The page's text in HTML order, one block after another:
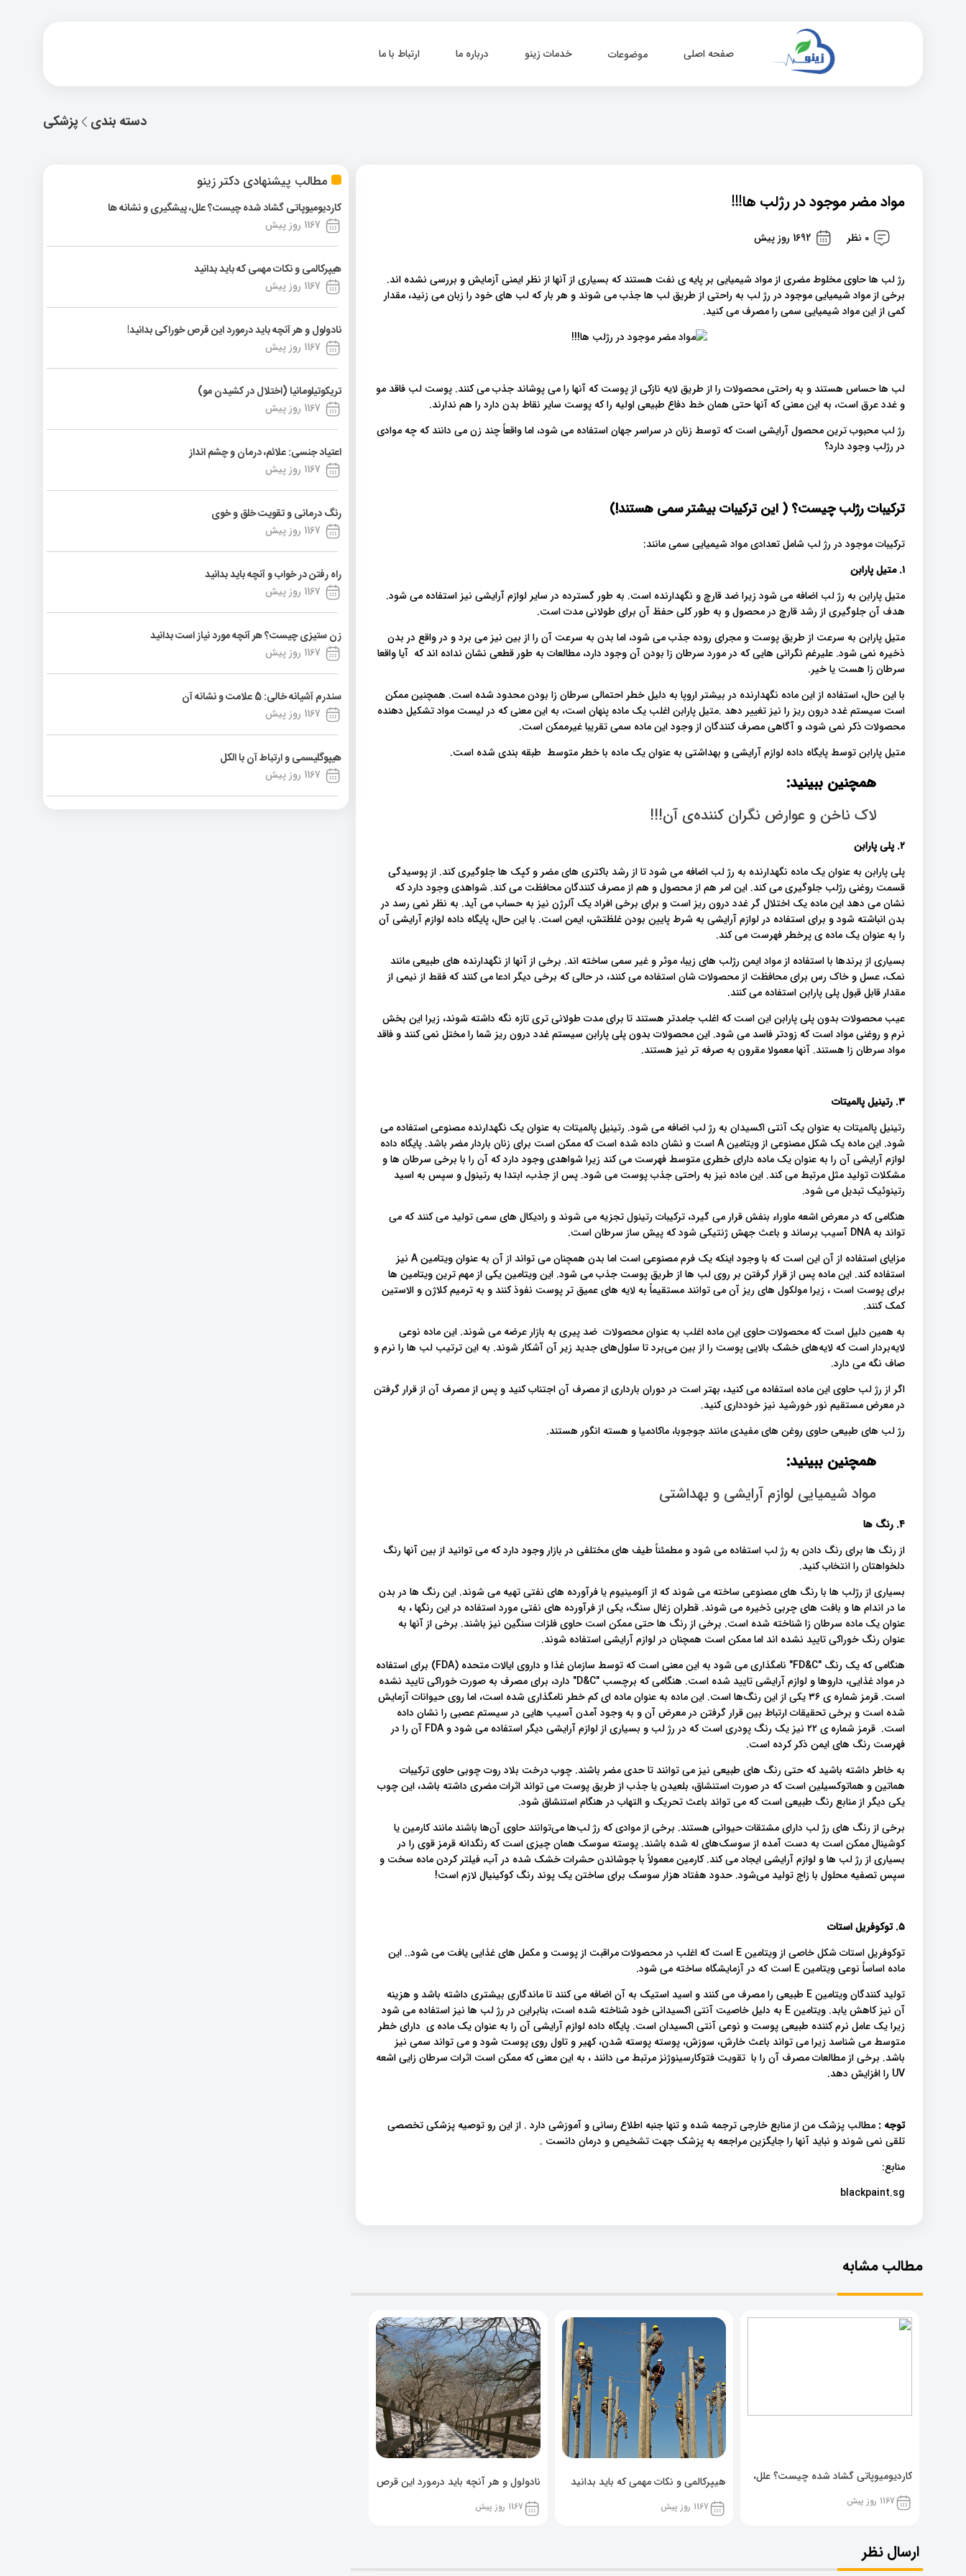
صفحه اصلی موضوعات خدمات زینو درباره ما ارتباط با ما
پزشکی دسته بندی
مطالب پیشنهادی دکتر زینو
کاردیومیوپاتی گشاد شده چیست؟ علل، پیشگیری و نشانه ها
1167 روز پیش
هیپرکالمی و نکات مهمی که باید بدانید
1167 روز پیش
نادولول و هر آنچه باید درمورد این قرص خوراکی بدانید!
1167 روز پیش
تریکوتیلومانیا (اختلال در کشیدن مو)
1167 روز پیش
اعتیاد جنسی: علائم، درمان و چشم انداز
1167 روز پیش
رنگ درمانی و تقویت خلق و خوی
1167 روز پیش
راه رفتن در خواب و آنچه باید بدانید
1167 روز پیش
زن ستیزی چیست؟ هر آنچه مورد نیاز است بدانید
1167 روز پیش
سندرم آشیانه خالی: 5 علامت و نشانه آن
1167 روز پیش
هیپوگلیسمی و ارتباط آن با الکل
1167 روز پیش
مواد مضر موجود در رژلب ها!!!
0 نظر 1692 روز پیش
رژ لب ها حاوی مخلوط مضری از مواد شیمیایی بر پایه ی نفت هستند که بسیاری از آنها از نظر ایمنی آزمایش و بررسی نشده اند.
برخی از مواد شیمیایی موجود در رژ لب به راحتی از طریق لب ها جذب می شوند و هر بار که لب های خود را زبان می زنید، مقدار
کمی از این مواد شیمیایی سمی را مصرف می کنید.
لب ها حساس هستند و به راحتی محصولات را از طریق لایه نازکی از پوست که آنها را می پوشاند جذب می کنند. پوست لب فاقد مو
و غدد عرق است، به این معنی که آنها حتی همان خط دفاع طبیعی اولیه را که پوست سایر نقاط بدن دارد را هم ندارند.
رژ لب محبوب ترین محصول آرایشی است که توسط زنان در سراسر جهان استفاده می شود، اما واقعاً چند زن می دانند که چه موادی
در رژلب وجود دارد؟
ترکیبات رژلب چیست؟ ( این ترکیبات بیشتر سمی هستند!)
ترکیبات موجود در رژ لب شامل تعدادی مواد شیمیایی سمی مانند:
۱. متیل پارابن
متیل پارابن به رژ لب اضافه می شود زیرا ضد قارچ و نگهدارنده است. به طور گسترده در سایر لوازم آرایشی نیز استفاده می شود.
هدف آن جلوگیری از رشد قارچ در محصول و به طور کلی حفظ آن برای طولانی مدت است.
متیل پارابن به سرعت از طریق پوست و مجرای روده جذب می شود، اما بدن به سرعت آن را از بین نیز می برد و در واقع در بدن
ذخیره نمی شود. علیرغم نگرانی هایی که در مورد سرطان زا بودن آن وجود دارد، مطالعات به طور قطعی نشان نداده اند که آیا واقعا
سرطان زا هست یا خیر.
با این حال، استفاده از این ماده نگهدارنده در بیشتر اروپا به دلیل خطر احتمالی سرطان زا بودن محدود شده است. همچنین ممکن
است سیستم غدد درون ریز را نیز تغییر دهد .متیل پارابن اغلب یک ماده پنهان است، به این معنی که در لیست مواد تشکیل دهنده
محصولات ذکر نمی شود، و آگاهی مصرف کنندگان از وجود این ماده سمی تقریبا غیرممکن است.
متیل پارابن توسط پایگاه داده لوازم آرایشی و بهداشتی به عنوان یک ماده با خطر متوسط طبقه بندی شده است.
همچنین ببینید:
لاک ناخن و عوارض نگران کننده‌ی آن!!!
۲. پلی پارابن
پلی پارابن به عنوان یک ماده نگهدارنده به رژ لب اضافه می شود تا از رشد باکتری های مضر و کپک ها جلوگیری کند. از پوسیدگی
قسمت روغنی رژلب جلوگیری می کند. این امر هم از محصول و هم از مصرف کنندگان محافظت می کند. شواهدی وجود دارد که
نشان می دهد این ماده یک اختلال گر غدد درون ریز است و برای برخی افراد یک آلرژن نیز به حساب می آید. به نظر نمی رسد در
بدن انباشته شود و برای استفاده در لوازم آرایشی به شرط پایین بودن غلظتش، ایمن است. با این حال، پایگاه داده لوازم آرایشی آن
را به عنوان یک ماده ی پرخطر فهرست می کند.
بسیاری از برندها با استفاده از مواد ایمن رژلب های زیبا، موثر و غیر سمی ساخته اند. برخی از آنها از نگهدارنده های طبیعی مانند
نمک، عسل و خاک رس برای محافظت از محصولات شان استفاده می کنند، در حالی که برخی دیگر ادعا می کنند که فقط از نیمی از
مقدار قابل قبول پلی پارابن استفاده می کنند.
عیب محصولات بدون پلی پارابن این است که اغلب جامدتر هستند تا برای مدت طولانی تری تازه نگه داشته شوند، زیرا این بخش
نرم و روغنی مواد است که زودتر فاسد می شود. این محصولات بدون پلی پارابن سیستم غدد درون ریز شما را مختل نمی کنند و فاقد
مواد سرطان زا هستند. آنها معمولا مقرون به صرفه تر نیز هستند.
۳. رتینیل پالمیتات
رتینیل پالمیتات به عنوان یک آنتی اکسیدان به رژ لب اضافه می شود. رتینیل پالمیتات به عنوان یک نگهدارنده مصنوعی استفاده می
شود. این ماده یک شکل مصنوعی از ویتامین A است و نشان داده شده است که ممکن است برای زنان باردار مضر باشد. پایگاه داده
لوازم آرایشی آن را به عنوان یک ماده دارای خطری متوسط فهرست می کند زیرا شواهدی وجود دارد که آن را با برخی سرطان ها و
مشکلات تولید مثل مرتبط می کند. این ماده نیز به راحتی جذب پوست می شود. پس از جذب، ابتدا به رتینول و سپس به اسید
رتینوئیک تبدیل می شود.
هنگامی که در معرض اشعه ماوراء بنفش قرار می گیرد، ترکیبات رتینول تجزیه می شوند و رادیکال های سمی تولید می کنند که می
تواند به DNA آسیب برساند و باعث جهش ژنتیکی شود که پیش ساز سرطان است.
مزایای استفاده از آن این است که با وجود اینکه یک فرم مصنوعی است اما بدن همچنان می تواند از آن به عنوان ویتامین A نیز
استفاده کند. این ماده پس از قرار گرفتن بر روی لب ها از طریق پوست جذب می شود. این ویتامین یکی از مهم ترین ویتامین ها
برای پوست است ، زیرا مولکول های ریز آن می توانند مستقیماً به لایه های عمیق تر پوست نفوذ کنند و به ترمیم کلاژن و الاستین
کمک کنند.
به همین دلیل است که محصولات حاوی این ماده اغلب به عنوان محصولات ضد پیری به بازار عرضه می شوند. این ماده نوعی
لایه‌بردار است که لایه‌های خشک بالایی پوست را از بین می‌برد تا سلول‌های جدید زیر آن آشکار شوند. به این ترتیب لب ها را نرم و
صاف نگه می دارد.
اگر از رژ لب حاوی این ماده استفاده می کنید، بهتر است در دوران بارداری از مصرف آن اجتناب کنید و پس از مصرف آن از قرار گرفتن
در معرض مستقیم نور خورشید نیز خودداری کنید.
رژ لب های طبیعی حاوی روغن های مفیدی مانند جوجوبا، ماکادمیا و هسته انگور هستند.
همچنین ببینید:
مواد شیمیایی لوازم آرایشی و بهداشتی
۴. رنگ ها
از رنگ ها برای رنگ دادن به رژ لب استفاده می شود و مطمئناً طیف های مختلفی در بازار وجود دارد که می توانید از بین آنها رنگ
دلخواهتان را انتخاب کنید.
بسیاری از رژلب ها با رنگ های مصنوعی ساخته می شوند که از آلومینیوم یا فرآورده های نفتی تهیه می شوند. این رنگ ها در بدن
ما در اندام ها و بافت های چربی ذخیره می شوند. قطران زغال سنگ، یکی از فرآورده های نفتی مورد استفاده در این رنگها ، به
عنوان یک ماده سرطان زا شناخته شده است. برخی از رنگ ها حتی ممکن است حاوی فلزات سنگین نیز باشند. برخی از آنها به
عنوان رنگ خوراکی تایید نشده اند اما ممکن است همچنان در لوازم آرایشی استفاده شوند.
هنگامی که یک رنگ "FD&C" نامگذاری می شود به این معنی است که توسط سازمان غذا و داروی ایالات متحده (FDA) برای استفاده
در مواد غذایی، داروها و لوازم آرایشی تایید شده است. هنگامی که برچسب "D&C" دارد، برای مصرف به صورت خوراکی تایید نشده
است. قرمز شماره ی ۳۶ یکی از این رنگ‌ها است. این ماده به عنوان ماده ای کم خطر نامگذاری شده است، اما روی حیوانات آزمایش
شده است و برخی تحقیقات ارتباط بین قرار گرفتن در معرض آن و به وجود آمدن آسیب هایی در سیستم عصبی را نشان داده
است. قرمز شماره ی ۲۲ نیز یک رنگ پودری است که در رژ لب و بسیاری از لوازم آرایشی دیگر استفاده می شود و FDA آن را در
فهرست رنگ های ایمن ذکر کرده است.
به خاطر داشته باشید که حتی رنگ های طبیعی نیز می توانند تا حدی مضر باشند. چوب درخت بلاد روت چوبی حاوی ترکیبات
هماتین و هماتوکسیلین است که در صورت استنشاق، بلعیدن یا جذب از طریق پوست می تواند اثرات مضری داشته باشد، این چوب
یکی دیگر از منابع رنگ طبیعی است که می تواند باعث تحریک و التهاب در هنگام استنشاق شود.
برخی از رنگ های رژ لب دارای مشتقات حیوانی هستند. برخی از موادی که رژ لب‌ها می‌توانند حاوی آن‌ها باشند مانند کارمین یا
کوشینال ممکن است به دست آمده از سوسک‌های له شده باشند. پوسته سوسک همان چیزی است که رنگدانه قرمز قوی را در
بسیاری از رژ لب ها و لوازم آرایشی ایجاد می کند. کارمین معمولاً با جوشاندن حشرات خشک شده در آب، فیلتر کردن ماده سخت و
سپس تصفیه محلول با زاج تولید می‌شود. حدود هفتاد هزار سوسک برای ساختن یک پوند رنگ کوکینیال لازم است!
۵. توکوفریل استات
توکوفریل استات شکل خاصی از ویتامین E است که اغلب در محصولات مراقبت از پوست و مکمل های غذایی یافت می شود.. این
ماده اساساً نوعی ویتامین E است که در آزمایشگاه ساخته می شود.
تولید کنندگان ویتامین E طبیعی را مصرف می کنند و اسید استیک به آن اضافه می کنند تا ماندگاری بیشتری داشته باشد و هزینه
آن نیز کاهش یابد. ویتامین E به دلیل خاصیت آنتی اکسیدانی خود شناخته شده است، بنابراین در رژ لب ها نیز استفاده می شود
زیرا یک عامل نرم کننده طبیعی پوست و نوعی آنتی اکسیدان است. پایگاه داده لوازم آرایشی آن را به عنوان یک ماده ی دارای خطر
متوسط می شناسد زیرا می تواند باعث خارش، سوزش، پوسته پوسته شدن، کهیر و تاول روی پوست شود و می تواند سمی نیز
باشد. برخی از مطالعات مصرف آن را با تقویت فتوکارسینوژنز مرتبط می دانند ، به این معنی که ممکن است اثرات سرطان زایی اشعه
UV را افزایش دهد.
توجه : مطالب پزشک من از منابع خارجی ترجمه شده و تنها جنبه اطلاع رسانی و آموزشی دارد . از این رو توصیه پزشکی تخصصی
تلقی نمی شوند و نباید آنها را جایگزین مراجعه به پزشک جهت تشخیص و درمان دانست .
منابع:
blackpaint.sg
مطالب مشابه
کاردیومیوپاتی گشاد شده چیست؟ علل،
پیشگیری و نشانه ها
1167 روز پیش
هیپرکالمی و نکات مهمی که باید بدانید
1167 روز پیش
نادولول و هر آنچه باید درمورد این قرص
خوراکی بدانید!
1167 روز پیش
ارسال نظر